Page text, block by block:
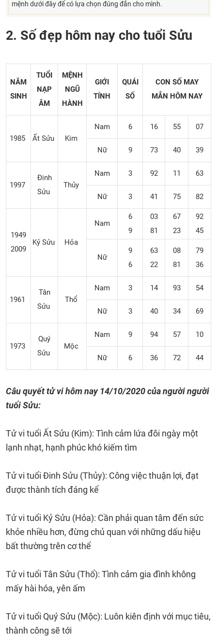
mệnh dưới đây để có lựa chọn đúng đắn cho mình.
2. Số đẹp hôm nay cho tuổi Sửu
NĂM
SINH
TUỔI
NẠP
ÂM
MỆNH
NGŨ
HÀNH
GIỚI
TÍNH
QUÁI
SỐ
CON SỐ MAY
MẮN HÔM NAY
1985 Ất Sửu Kim
Nam 6 16 55 07
Nữ 9 73 40 39
1997
Đinh
Sửu
Thủy
Nam 3 92 11 63
Nữ 3 41 75 82
1949
2009
Kỷ Sửu Hỏa
Nam
6
9
03
81
67
23
92
45
Nữ
9
6
63
22
08
81
79
36
1961
Tân
Sửu
Thổ
Nam 3 14 93 54
Nữ 3 40 34 69
1973
Quý
Sửu
Mộc
Nam 9 94 57 10
Nữ 6 36 72 44
Câu quyết tử vi hôm nay 14/10/2020 của người người
tuổi Sửu:
Tử vi tuổi Ất Sửu (Kim): Tình cảm lứa đôi ngày một
lạnh nhạt, hạnh phúc khó kiếm tìm
Tử vi tuổi Đinh Sửu (Thủy): Công việc thuận lợi, đạt
được thành tích đáng kể
Tử vi tuổi Kỷ Sửu (Hỏa): Cần phải quan tâm đến sức
khỏe nhiều hơn, đừng chủ quan với những dấu hiệu
bất thường trên cơ thể
Tử vi tuổi Tân Sửu (Thổ): Tình cảm gia đình không
mấy hài hóa, yên ấm
Tử vi tuổi Quý Sửu (Mộc): Luôn kiên định với mục tiêu,
thành công sẽ tới